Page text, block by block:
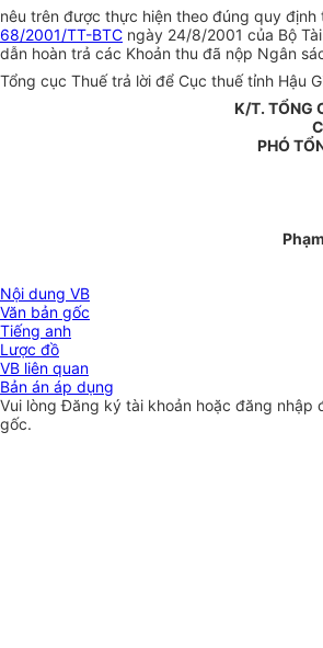
nêu trên được thực hiện theo đúng quy định
68/2001/TT-BTC ngày 24/8/2001 của Bộ
dẫn hoàn trả các Khoản thu đã nộp Ngân
Tổng cục Thuế trả lời để Cục thuế tỉnh Hậu
K/T. TỔNG
PHÓ
Nội dung VB
Văn bản gốc
Tiếng anh
Lược đồ
VB liên quan
Bản án áp dụng
Vui lòngĐăng ký tài khoản hoặc đăng nhập
gốc.